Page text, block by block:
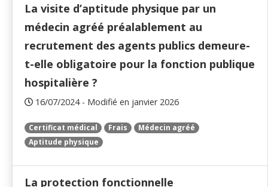
La visite d’aptitude physique par un
médecin agréé préalablement au
recrutement des agents publics demeure-
t-elle obligatoire pour la fonction publique
hospitalière ?
16/07/2024 - Modifié en janvier 2026
Certificat médical Frais
Médecin agréé
Aptitude physique
La protection fonctionnelle